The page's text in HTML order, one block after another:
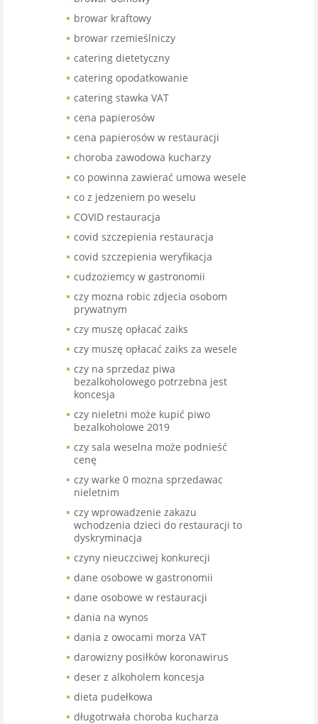
browar kraftowy
browar rzemieślniczy
catering dietetyczny
catering opodatkowanie
catering stawka VAT
cena papierosów
cena papierosów w restauracji
choroba zawodowa kucharzy
co powinna zawierać umowa wesele
co z jedzeniem po weselu
COVID restauracja
covid szczepienia restauracja
covid szczepienia weryfikacja
cudzoziemcy w gastronomii
czy mozna robic zdjecia osobom
prywatnym
czy muszę opłacać zaiks
czy muszę opłacać zaiks za wesele
czy na sprzedaz piwa
bezalkoholowego potrzebna jest
koncesja
czy nieletni może kupić piwo
bezalkoholowe 2019
czy sala weselna może podnieść
cenę
czy warke 0 mozna sprzedawac
nieletnim
czy wprowadzenie zakazu
wchodzenia dzieci do restauracji to
dyskryminacja
czyny nieuczciwej konkurecji
dane osobowe w gastronomii
dane osobowe w restauracji
dania na wynos
dania z owocami morza VAT
darowizny posiłków koronawirus
deser z alkoholem koncesja
dieta pudełkowa
długotrwała choroba kucharza